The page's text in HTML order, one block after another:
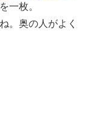
一枚。
。奥の人がよく